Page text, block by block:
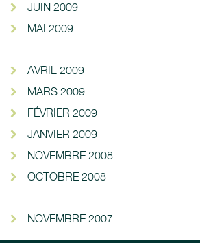
JUIN 2009
MAI 2009
AVRIL 2009
MARS 2009
FÉVRIER 2009
JANVIER 2009
NOVEMBRE 2008
OCTOBRE 2008
NOVEMBRE 2007